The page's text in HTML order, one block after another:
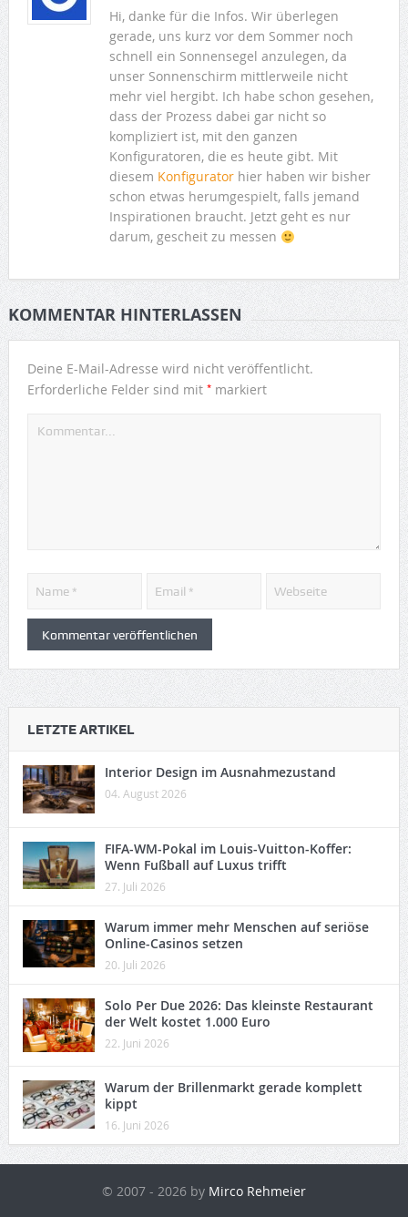
Hi, danke für die Infos. Wir überlegen
gerade, uns kurz vor dem Sommer noch
schnell ein Sonnensegel anzulegen, da
unser Sonnenschirm mittlerweile nicht
mehr viel hergibt. Ich habe schon gesehen,
dass der Prozess dabei gar nicht so
kompliziert ist, mit den ganzen
Konfiguratoren, die es heute gibt. Mit
diesem Konfiguratorhier haben wir bisher
schon etwas herumgespielt, falls jemand
Inspirationen braucht. Jetzt geht es nur
darum, gescheit zu messen
KOMMENTAR HINTERLASSEN
Deine E-Mail-Adresse wird nicht veröffentlicht.
Erforderliche Felder sind mit *markiert
LETZTE ARTIKEL
Interior Design im Ausnahmezustand
04. August 2026
FIFA-WM-Pokal im Louis-Vuitton-Koffer:
Wenn Fußball auf Luxus trifft
27. Juli 2026
Warum immer mehr Menschen auf seriöse
Online-Casinos setzen
20. Juli 2026
Solo Per Due 2026: Das kleinste Restaurant
der Welt kostet 1.000 Euro
22. Juni 2026
Warum der Brillenmarkt gerade komplett
kippt
16. Juni 2026
© 2007 - 2026 by Mirco Rehmeier